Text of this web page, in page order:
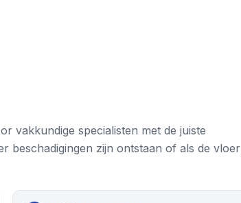
vakkundige specialisten met de juiste
beschadigingen zijn ontstaan of als de vloer